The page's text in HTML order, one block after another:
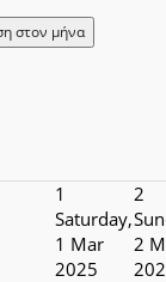
στον μήνα
1
Saturday,
1 Mar
2025
2
2